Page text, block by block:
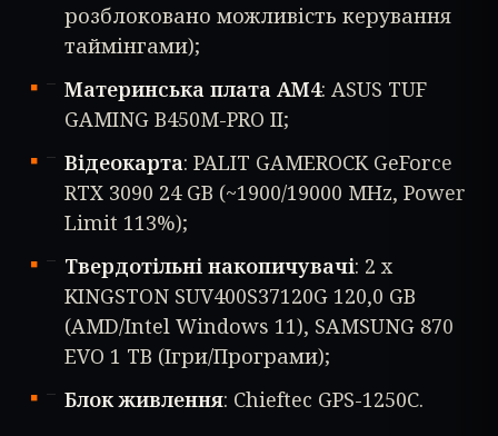
розблоковано можливість керування
таймінгами);
Материнська плата AM4: ASUS TUF
GAMING B450M-PRO II;
Відеокарта: PALIT GAMEROCK GeForce
RTX 3090 24 GB (~1900/19000 MHz, Power
Limit 113%);
Твердотільні накопичувачі: 2 x
KINGSTON SUV400S37120G 120,0 GB
(AMD/Intel Windows 11), SAMSUNG 870
EVO 1 TB (Ігри/Програми);
Блок живлення: Chieftec GPS-1250C.